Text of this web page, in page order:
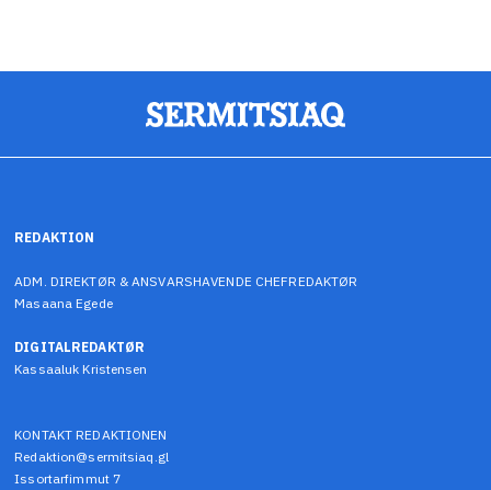
REDAKTION
ADM. DIREKTØR & ANSVARSHAVENDE CHEFREDAKTØR
Masaana Egede
DIGITALREDAKTØR
Kassaaluk Kristensen
KONTAKT REDAKTIONEN
Redaktion@sermitsiaq.gl
Issortarfimmut 7